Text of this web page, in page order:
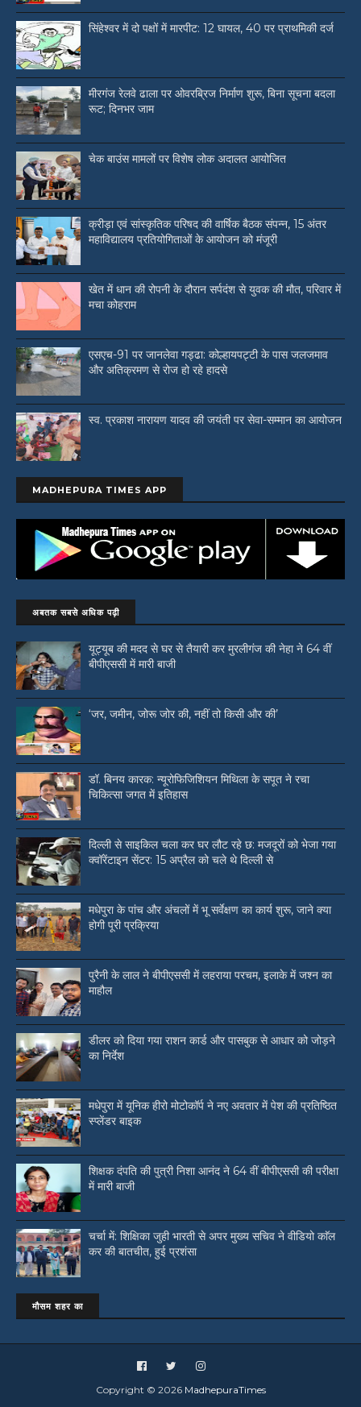
सिंहेश्वर में दो पक्षों में मारपीट: 12 घायल, 40 पर प्राथमिकी दर्ज
मीरगंज रेलवे ढाला पर ओवरब्रिज निर्माण शुरू, बिना सूचना बदला
रूट; दिनभर जाम
चेक बाउंस मामलों पर विशेष लोक अदालत आयोजित
क्रीड़ा एवं सांस्कृतिक परिषद की वार्षिक बैठक संपन्न, 15 अंतर
महाविद्यालय प्रतियोगिताओं के आयोजन को मंजूरी
खेत में धान की रोपनी के दौरान सर्पदंश से युवक की मौत, परिवार में
मचा कोहराम
एसएच-91 पर जानलेवा गड्ढा: कोल्हायपट्टी के पास जलजमाव
और अतिक्रमण से रोज हो रहे हादसे
स्व. प्रकाश नारायण यादव की जयंती पर सेवा-सम्मान का आयोजन
MADHEPURA TIMES APP
अबतक सबसे अधिक पढ़ी
यूट्यूब की मदद से घर से तैयारी कर मुरलीगंज की नेहा ने 64 वीं
बीपीएससी में मारी बाजी
‘जर, जमीन, जोरू जोर की, नहीं तो किसी और की’
डॉ. बिनय कारक: न्यूरोफिजिशियन मिथिला के सपूत ने रचा
चिकित्सा जगत में इतिहास
दिल्ली से साइकिल चला कर घर लौट रहे छ: मजदूरों को भेजा गया
क्वॉरेंटाइन सेंटर: 15 अप्रैल को चले थे दिल्ली से
मधेपुरा के पांच और अंचलों में भू सर्वेक्षण का कार्य शुरू, जाने क्या
होगी पूरी प्रक्रिया
पुरैनी के लाल ने बीपीएससी में लहराया परचम, इलाके में जश्न का
माहौल
डीलर को दिया गया राशन कार्ड और पासबुक से आधार को जोड़ने
का निर्देश
मधेपुरा में यूनिक हीरो मोटोकॉर्प ने नए अवतार में पेश की प्रतिष्ठित
स्प्लेंडर बाइक
शिक्षक दंपति की पुत्री निशा आनंद ने 64 वीं बीपीएससी की परीक्षा
में मारी बाजी
चर्चा में: शिक्षिका जुही भारती से अपर मुख्य सचिव ने वीडियो काॅल
कर की बातचीत, हुई प्रशंसा
मौसम शहर का
Copyright © 2026 MadhepuraTimes